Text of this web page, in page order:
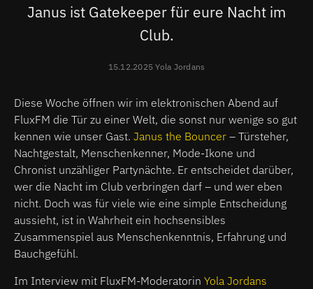
Janus ist Gatekeeper für eure Nacht im
Club.
15.12.2025 Yola Jordans
Diese Woche öffnen wir im elektronischen Abend auf
FluxFM die Tür zu einer Welt, die sonst nur wenige so gut
kennen wie unser Gast. Janus the Bouncer – Türsteher,
Nachtgestalt, Menschenkenner, Mode-Ikone und
Chronist unzähliger Partynächte. Er entscheidet darüber,
wer die Nacht im Club verbringen darf – und wer eben
nicht. Doch was für viele wie eine simple Entscheidung
aussieht, ist in Wahrheit ein hochsensibles
Zusammenspiel aus Menschenkenntnis, Erfahrung und
Bauchgefühl.
Im Interview mit FluxFM-Moderatorin Yola Jordans